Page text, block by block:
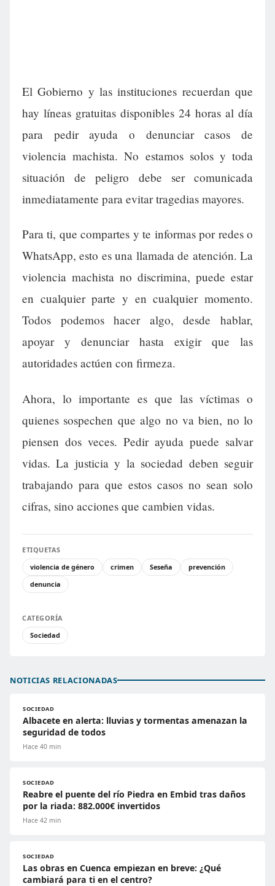
El Gobierno y las instituciones recuerdan que
hay líneas gratuitas disponibles 24 horas al día
para pedir ayuda o denunciar casos de
violencia machista. No estamos solos y toda
situación de peligro debe ser comunicada
inmediatamente para evitar tragedias mayores.
Para ti, que compartes y te informas por redes o
WhatsApp, esto es una llamada de atención. La
violencia machista no discrimina, puede estar
en cualquier parte y en cualquier momento.
Todos podemos hacer algo, desde hablar,
apoyar y denunciar hasta exigir que las
autoridades actúen con firmeza.
Ahora, lo importante es que las víctimas o
quienes sospechen que algo no va bien, no lo
piensen dos veces. Pedir ayuda puede salvar
vidas. La justicia y la sociedad deben seguir
trabajando para que estos casos no sean solo
cifras, sino acciones que cambien vidas.
ETIQUETAS
violencia de género
crimen Seseña
prevención
denuncia
CATEGORÍA
Sociedad
NOTICIAS RELACIONADAS
SOCIEDAD
Albacete en alerta: lluvias y tormentas amenazan la
seguridad de todos
Hace 40 min
SOCIEDAD
Reabre el puente del río Piedra en Embid tras daños
por la riada: 882.000€ invertidos
Hace 42 min
SOCIEDAD
Las obras en Cuenca empiezan en breve: ¿Qué
cambiará para ti en el centro?